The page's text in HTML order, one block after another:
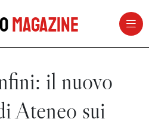
Magazine
il nuovo
Ateneo sui